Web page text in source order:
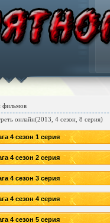
фильмов
онлайн(2013, 4 сезон, 8 серия)